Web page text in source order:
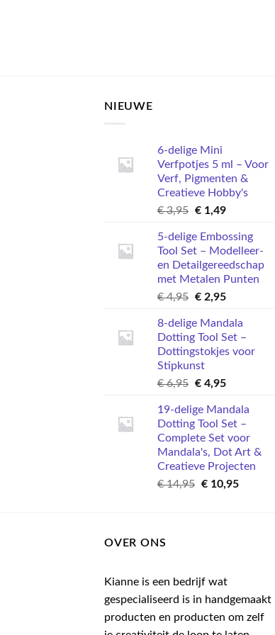
NIEUWE
6-delige Mini
Verfpotjes 5 ml – Voor
Verf, Pigmenten &
Creatieve Hobby's
€3,95 Oorspronkelijke
was:
€ 3,95.
€1,49Huidige
is:
€ 1,49.
5-delige Embossing
Tool Set – Modelleer-
en Detailgereedschap
met Metalen Punten
€4,95 Oorspronkelijke
was:
€ 4,95.
€2,95Huidige
is:
€ 2,95.
8-delige Mandala
Dotting Tool Set –
Dottingstokjes voor
Stipkunst
€6,95 Oorspronkelijke
was:
€ 6,95.
€4,95Huidige
is:
€ 4,95.
19-delige Mandala
Dotting Tool Set –
Complete Set voor
Mandala's, Dot Art &
Creatieve Projecten
€14,95 Oorspronkelijke
€10,95Huidige
OVER ONS
Kianne is een bedrijf wat
gespecialiseerd is in handgemaakt
producten en producten om zelf